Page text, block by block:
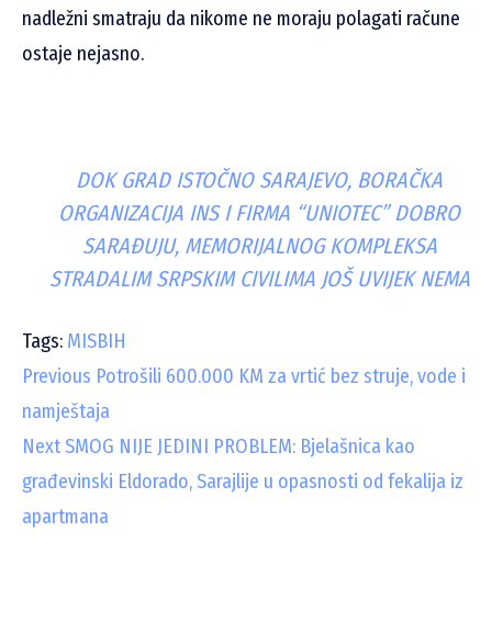
nadležni smatraju da nikome ne moraju polagati račune
ostaje nejasno.
DOK GRAD ISTOČNO SARAJEVO, BORAČKA
ORGANIZACIJA INS I FIRMA “UNIOTEC” DOBRO
SARAĐUJU, MEMORIJALNOG KOMPLEKSA
STRADALIM SRPSKIM CIVILIMA JOŠ UVIJEK NEMA
Tags: MISBIH
C
o
n
t
Previous Potrošili 600.000 KM za vrtić bez struje, vode i
namještaja
NextSMOG NIJE JEDINI PROBLEM: Bjelašnica kao
građevinski Eldorado, Sarajlije u opasnosti od fekalija iz
apartmana